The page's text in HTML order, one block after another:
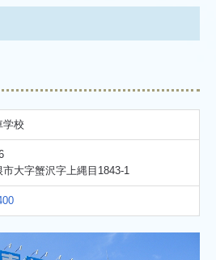
学校
市大字蟹沢字上縄目1843-1